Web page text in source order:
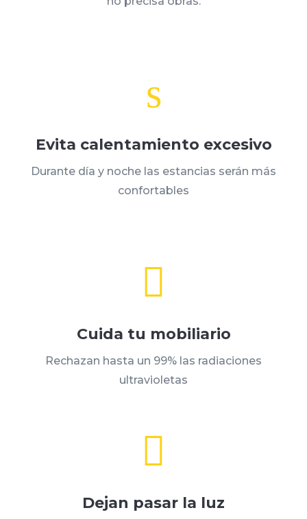
s
Evita calentamiento excesivo
Durante día y noche las estancias serán más
confortables

Cuida tu mobiliario
Rechazan hasta un 99% las radiaciones
ultravioletas

Dejan pasar la luz